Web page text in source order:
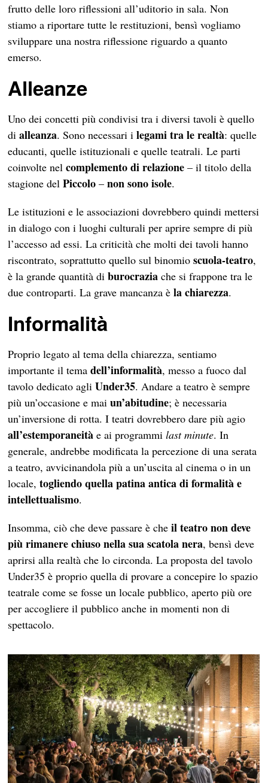
frutto delle loro riflessioni all’uditorio in sala. Non
stiamo a riportare tutte le restituzioni, bensì vogliamo
sviluppare una nostra riflessione riguardo a quanto
emerso.
Alleanze
Uno dei concetti più condivisi tra i diversi tavoli è quello
dialleanza. Sono necessari ilegami tra le realtà: quelle
educanti, quelle istituzionali e quelle teatrali. Le parti
coinvolte nelcomplemento di relazione – il titolo della
stagione delPiccolo –non sono isole.
Le istituzioni e le associazioni dovrebbero quindi mettersi
in dialogo con i luoghi culturali per aprire sempre di più
l’accesso ad essi. La criticità che molti dei tavoli hanno
riscontrato, soprattutto quello sul binomioscuola-teatro,
è la grande quantità diburocrazia che si frappone tra le
due controparti. La grave mancanza èla chiarezza.
Informalità
Proprio legato al tema della chiarezza, sentiamo
importante il temadell’informalità, messo a fuoco dal
tavolo dedicato agliUnder35. Andare a teatro è sempre
più un’occasione e maiun’abitudine; è necessaria
un’inversione di rotta. I teatri dovrebbero dare più agio
all’estemporaneità e ai programmilast minute. In
generale, andrebbe modificata la percezione di una serata
a teatro, avvicinandola più a un’uscita al cinema o in un
locale,togliendo quella patina antica di formalità e
intellettualismo.
Insomma, ciò che deve passare è cheil teatro non deve
più rimanere chiuso nella sua scatola nera, bensì deve
aprirsi alla realtà che lo circonda. La proposta del tavolo
Under35 è proprio quella di provare a concepire lo spazio
teatrale come se fosse un locale pubblico, aperto più ore
per accogliere il pubblico anche in momenti non di
spettacolo.